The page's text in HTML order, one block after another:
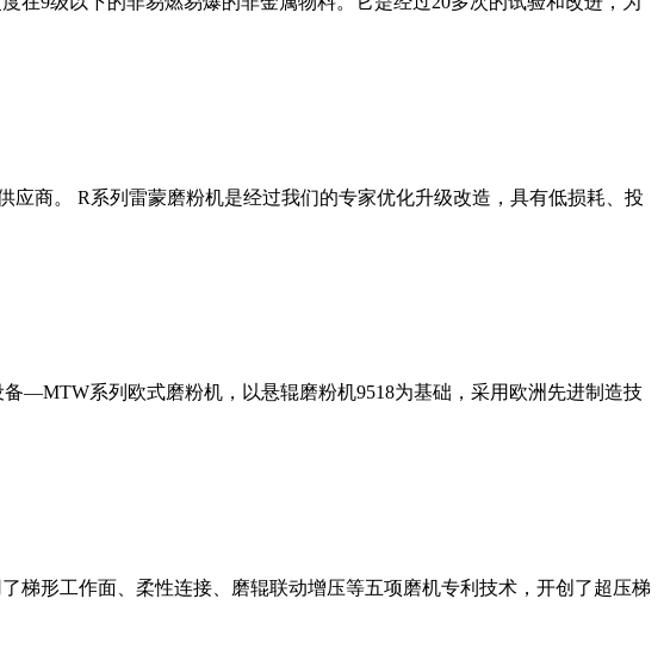
商。 R系列雷蒙磨粉机是经过我们的专家优化升级改造，具有低损耗、投
—MTW系列欧式磨粉机，以悬辊磨粉机9518为基础，采用欧洲先进制造技
梯形工作面、柔性连接、磨辊联动增压等五项磨机专利技术，开创了超压梯